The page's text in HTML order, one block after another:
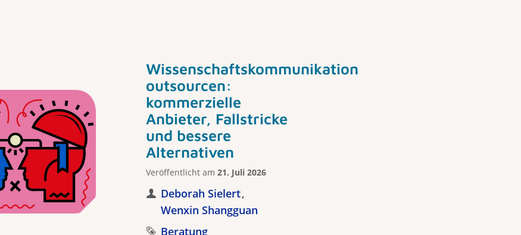
Wissenschaftskommunikation
outsourcen:
kommerzielle
Anbieter, Fallstricke
und bessere
Alternativen
Veröffentlicht am 21. Juli 2026
Deborah Sielert
Wenxin Shangguan
Beratung